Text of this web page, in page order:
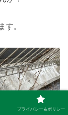
す。
プライバシー＆ポリシー